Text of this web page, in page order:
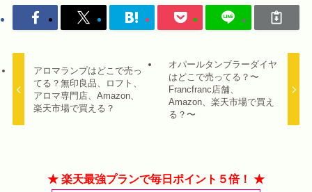
アロマランプはどこで売っ
てる？無印良品、ロフト、
アロマ専門店、Amazon、
楽天市場で買える？
オパールタンブラーダイヤ
はどこで売ってる？〜
Francfranc店舗、
Amazon、楽天市場で買え
る？〜
★ 楽天最強プランで毎日ポイント５倍！ ★